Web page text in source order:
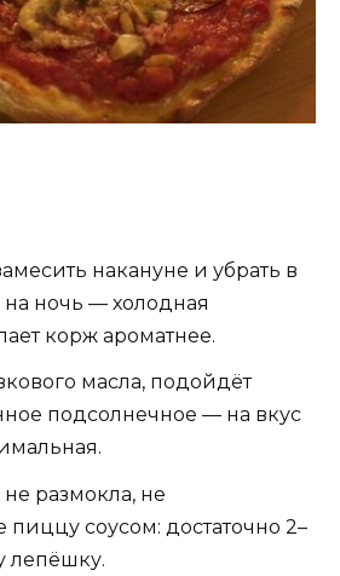
накануне и убрать в
ночь — холодная
корж ароматнее.
масла, подойдёт
подсолнечное — на вкус
размокла, не
пиццу соусом: достаточно 2–
лепёшку.